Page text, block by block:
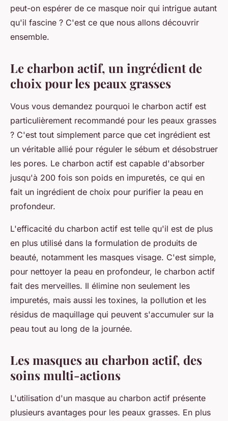
peut-on espérer de ce masque noir qui intrigue autant
qu'il fascine ? C'est ce que nous allons découvrir
ensemble.
Le charbon actif, un ingrédient de
choix pour les peaux grasses
Vous vous demandez pourquoi le charbon actif est
particulièrement recommandé pour les peaux grasses
? C'est tout simplement parce que cet ingrédient est
un véritable allié pour réguler le sébum et désobstruer
les pores. Le charbon actif est capable d'absorber
jusqu'à 200 fois son poids en impuretés, ce qui en
fait un ingrédient de choix pour purifier la peau en
profondeur.
L'efficacité du charbon actif est telle qu'il est de plus
en plus utilisé dans la formulation de produits de
beauté, notamment les masques visage. C'est simple,
pour nettoyer la peau en profondeur, le charbon actif
fait des merveilles. Il élimine non seulement les
impuretés, mais aussi les toxines, la pollution et les
résidus de maquillage qui peuvent s'accumuler sur la
peau tout au long de la journée.
Les masques au charbon actif, des
soins multi-actions
L'utilisation d'un masque au charbon actif présente
plusieurs avantages pour les peaux grasses. En plus